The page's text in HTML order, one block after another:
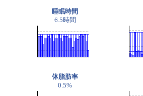
睡眠時間
6.5時間
体脂肪率
0.5%